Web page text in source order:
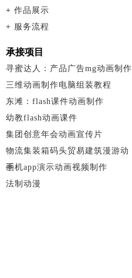
+ 作品展示
+ 服务流程
承接项目
寻蜜达人：产品广告mg动画制作
三维动画制作电脑组装教程
东滩：flash课件动画制作
幼教flash动画课件
集团创意年会动画宣传片
物流集装箱码头贸易建筑漫游动
画
手机app演示动画视频制作
法制动漫